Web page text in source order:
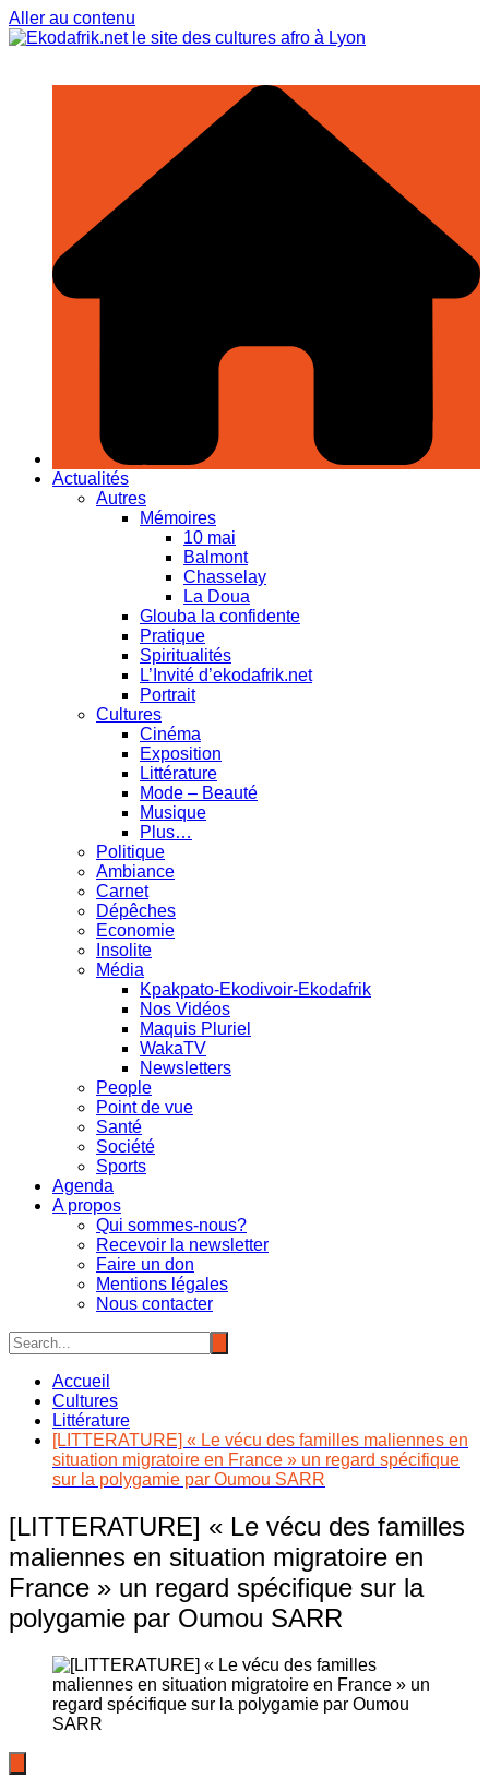
Aller au contenu
Actualités
Autres
Mémoires
10 mai
Balmont
Chasselay
La Doua
Glouba la confidente
Pratique
Spiritualités
L’Invité d’ekodafrik.net
Portrait
Cultures
Cinéma
Exposition
Littérature
Mode – Beauté
Musique
Plus…
Politique
Ambiance
Carnet
Dépêches
Economie
Insolite
Média
Kpakpato-Ekodivoir-Ekodafrik
Nos Vidéos
Maquis Pluriel
WakaTV
Newsletters
People
Point de vue
Santé
Société
Sports
Agenda
A propos
Qui sommes-nous?
Recevoir la newsletter
Faire un don
Mentions légales
Nous contacter
Accueil
Cultures
Littérature
[LITTERATURE] « Le vécu des familles maliennes en
situation migratoire en France » un regard spécifique
sur la polygamie par Oumou SARR
[LITTERATURE] « Le vécu des familles
maliennes en situation migratoire en
France » un regard spécifique sur la
polygamie par Oumou SARR